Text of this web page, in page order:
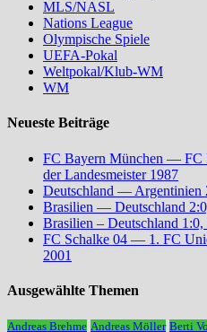
MLS/NASL
Nations League
Olympische Spiele
UEFA-Pokal
Weltpokal/Klub-WM
WM
Neueste Beiträge
FC Bayern München — FC
der Landesmeister 1987
Deutschland — Argentinien
Brasilien — Deutschland
Brasilien – Deutschland 1:0,
FC Schalke 04 — 1. FC
2001
Ausgewählte Themen
Andreas Brehme Andreas Möller Berti